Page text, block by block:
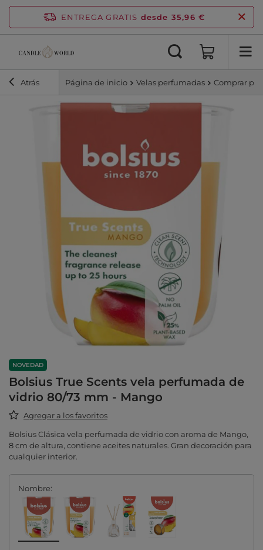
ENTREGA GRATIS desde 35,96 €
Atrás Página de inicio Velas perfumadas Comprar por
NOVEDAD
Bolsius True Scents vela perfumada de
vidrio 80/73 mm - Mango
Agregar a los favoritos
Bolsius Clásica vela perfumada de vidrio con aroma de Mango,
8 cm de altura, contiene aceites naturales. Gran decoración para
cualquier interior.
Nombre